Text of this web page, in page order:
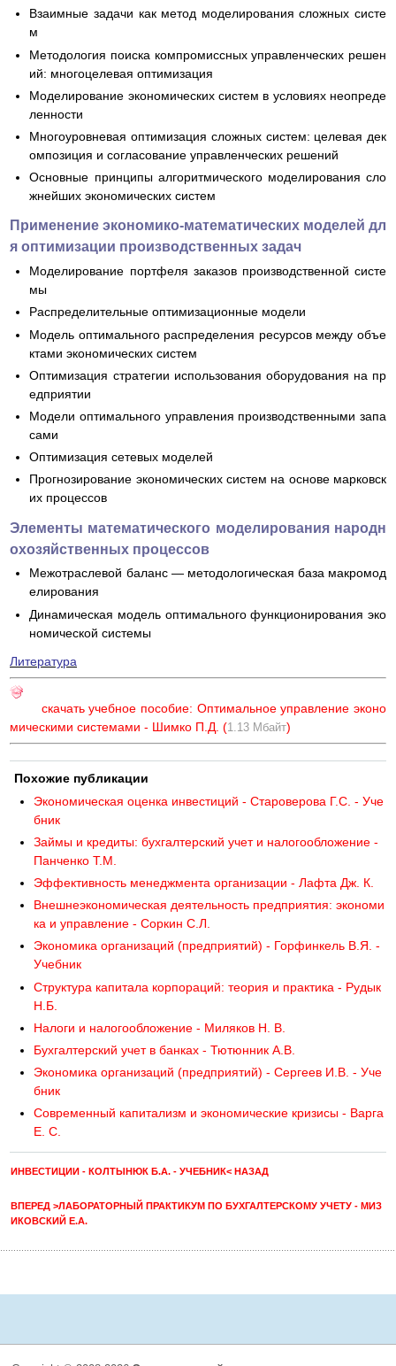
Взаимные задачи как метод моделирования сложных систе
м
Методология поиска компромиссных управленческих решен
ий: многоцелевая оптимизация
Моделирование экономических систем в условиях неопреде
ленности
Многоуровневая оптимизация сложных систем: целевая дек
омпозиция и согласование управленческих решений
Основные принципы алгоритмического моделирования сло
жнейших экономических систем
Применение экономико-математических моделей дл
я оптимизации производственных задач
Моделирование портфеля заказов производственной систе
мы
Распределительные оптимизационные модели
Модель оптимального распределения ресурсов между объе
ктами экономических систем
Оптимизация стратегии использования оборудования на пр
едприятии
Модели оптимального управления производственными запа
сами
Оптимизация сетевых моделей
Прогнозирование экономических систем на основе марковск
их процессов
Элементы математического моделирования народн
охозяйственных процессов
Межотраслевой баланс — методологическая база макромод
елирования
Динамическая модель оптимального функционирования эко
номической системы
Литература
скачать учебное пособие: Оптимальное управление эконо
мическими системами - Шимко П.Д. (1.13 Мбайт)
Похожие публикации
Экономическая оценка инвестиций - Староверова Г.С. - Уче
бник
Займы и кредиты: бухгалтерский учет и налогообложение -
Панченко Т.М.
Эффективность менеджмента организации - Лафта Дж. К.
Внешнеэкономическая деятельность предприятия: экономи
ка и управление - Соркин С.Л.
Экономика организаций (предприятий) - Горфинкель В.Я. -
Учебник
Структура капитала корпораций: теория и практика - Рудык
Н.Б.
Налоги и налогообложение - Миляков Н. В.
Бухгалтерский учет в банках - Тютюнник А.В.
Экономика организаций (предприятий) - Сергеев И.В. - Уче
бник
Современный капитализм и экономические кризисы - Варга
Е. С.
ИНВЕСТИЦИИ - КОЛТЫНЮК Б.А. - УЧЕБНИК< НАЗАД
ВПЕРЕД >ЛАБОРАТОРНЫЙ ПРАКТИКУМ ПО БУХГАЛТЕРСКОМУ УЧЕТУ - МИЗ
ИКОВСКИЙ Е.А.